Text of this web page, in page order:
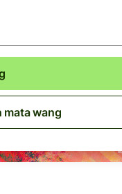
mata wang